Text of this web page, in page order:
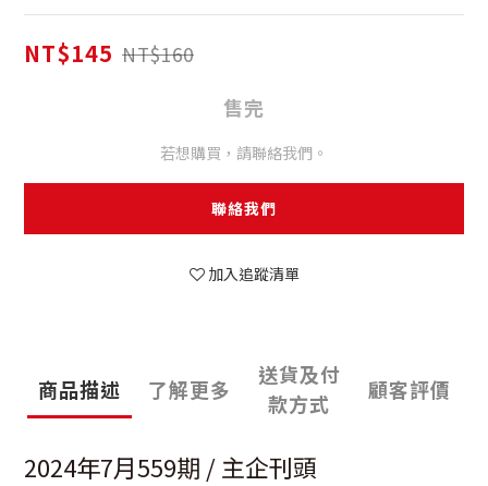
NT$145 NT$160
售完
若想購買，請聯絡我們。
聯絡我們
加入追蹤清單
商品描述 了解更多
送貨及付
款方式
顧客評價
2024年7月559期 / 主企刊頭